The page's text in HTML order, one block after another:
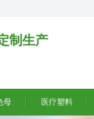
制生产
母 医疗塑料